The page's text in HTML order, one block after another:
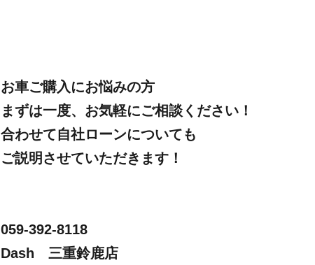
お車ご購入にお悩みの方
まずは一度、お気軽にご相談ください！
合わせて自社ローンについても
ご説明させていただきます！
059-392-8118
Dash 三重鈴鹿店